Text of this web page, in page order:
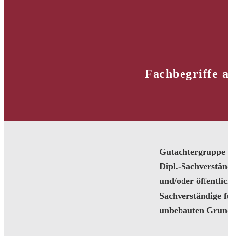
Fachbegriffe
Dipl.-
und/oder
Sachverständige
unbebauten